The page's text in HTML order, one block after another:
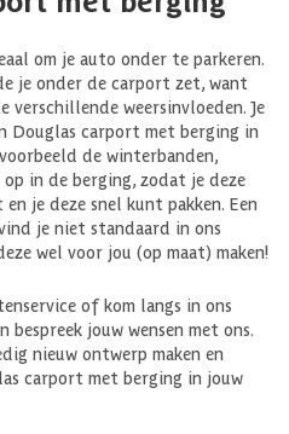
om je auto onder te parkeren.
je onder de carport zet, want
verschillende weersinvloeden. Je
Douglas carport met berging in
de winterbanden,
in de berging, zodat je deze
je deze snel kunt pakken. Een
je niet standaard in ons
wel voor jou (op maat) maken!
of kom langs in ons
bespreek jouw wensen met ons.
nieuw ontwerp maken en
carport met berging in jouw